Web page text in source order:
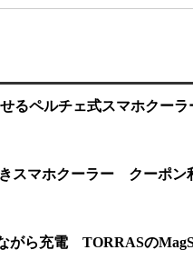
るペルチェ式スマホクー
スマホクーラー クーポン
がら充電 TORRASの